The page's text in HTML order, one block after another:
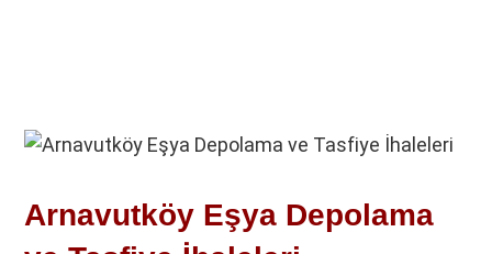
Arnavutköy Eşya Depolama